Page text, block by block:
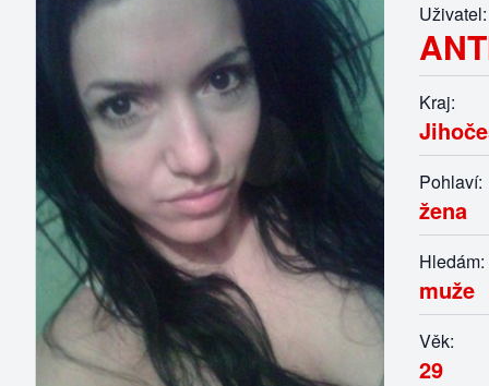
Uživatel:
Kraj:
Pohlaví:
žena
Hledám:
muže
Věk:
29